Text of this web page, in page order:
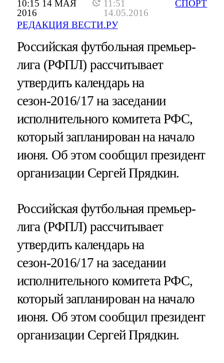
10:15 14 МАЯ
2016
11:51
14.05.2016
РЕДАКЦИЯ ВЕСТИ.РУ
СПОРТ
Российская футбольная премьер-
лига (РФПЛ) рассчитывает
утвердить календарь на
сезон-2016/17 на заседании
исполнительного комитета РФС,
который запланирован на начало
июня. Об этом сообщил президент
организации Сергей Прядкин.
Российская футбольная премьер-
лига (РФПЛ) рассчитывает
утвердить календарь на
сезон-2016/17 на заседании
исполнительного комитета РФС,
который запланирован на начало
июня. Об этом сообщил президент
организации Сергей Прядкин.